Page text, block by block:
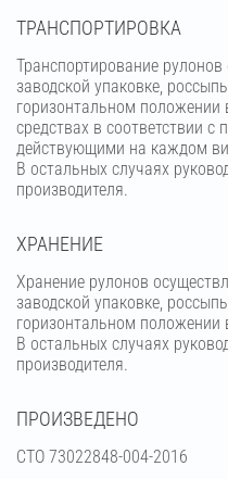
ТРАНСПОРТИРОВКА
Транспортирование
заводской упаковке,
горизонтальном положении
средствах в соответствии с
действующими на каждом
В остальных случаях
производителя.
ХРАНЕНИЕ
Хранение рулонов
заводской упаковке,
горизонтальном
В остальных случаях
производителя.
ПРОИЗВЕДЕНО
СТО 73022848-004-2016